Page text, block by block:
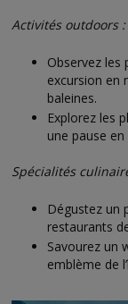
Activités outdoors :
Observez les
excursion en
baleines.
Explorez les
une pause
Spécialités
Dégustez un
restaurants
Savourez un
emblème de